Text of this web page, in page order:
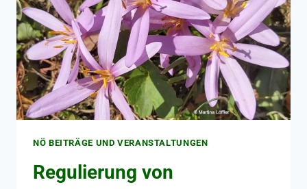
NÖ BEITRÄGE UND VERANSTALTUNGEN
Regulierung von